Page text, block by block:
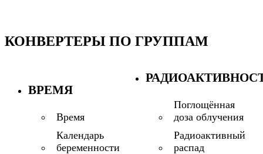
КОНВЕРТЕРЫ ПО ГРУППАМ
ВРЕМЯ
Время
Календарь
беременности
Поглощённая
доза облучения
Радиоактивный
распад